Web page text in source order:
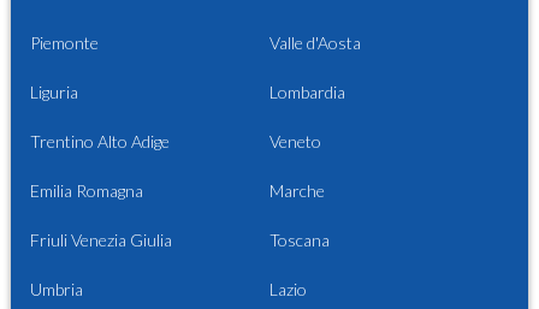
Piemonte Valle d'Aosta
Liguria Lombardia
Trentino Alto Adige Veneto
Emilia Romagna Marche
Friuli Venezia Giulia Toscana
Umbria Lazio